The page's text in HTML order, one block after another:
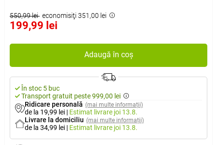
550,99 lei economisiţi 351,00 lei
199,99 lei
Adaugă în coș
În stoc 5 buc
Transport gratuit peste 999,00 lei
Ridicare personală (mai multe informații)
de la 19,99 lei | Estimat livrare joi 13.8.
Livrare la domiciliu (mai multe informații)
de la 34,99 lei | Estimat livrare joi 13.8.